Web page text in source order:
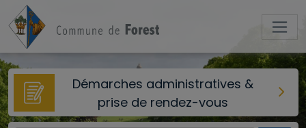
Aller au contenu principal
Démarches administratives &
prise de rendez-vous